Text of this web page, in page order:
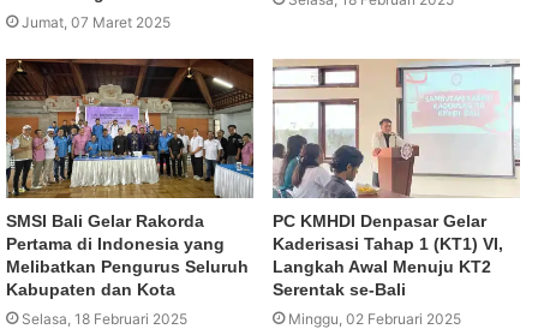
Jumat, 07 Maret 2025
SMSI Bali Gelar Rakorda
Pertama di Indonesia yang
Melibatkan Pengurus Seluruh
Kabupaten dan Kota
Selasa, 18 Februari 2025
PC KMHDI Denpasar Gelar
Kaderisasi Tahap 1 (KT1) VI,
Langkah Awal Menuju KT2
Serentak se-Bali
Minggu, 02 Februari 2025